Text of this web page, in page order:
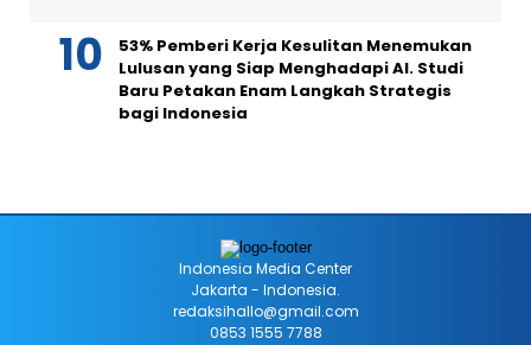
53% Pemberi Kerja Kesulitan Menemukan
Lulusan yang Siap Menghadapi AI. Studi
Baru Petakan Enam Langkah Strategis
bagi Indonesia
Indonesia Media Center
Jakarta - Indonesia.
redaksihallo@gmail.com
0853 1555 7788